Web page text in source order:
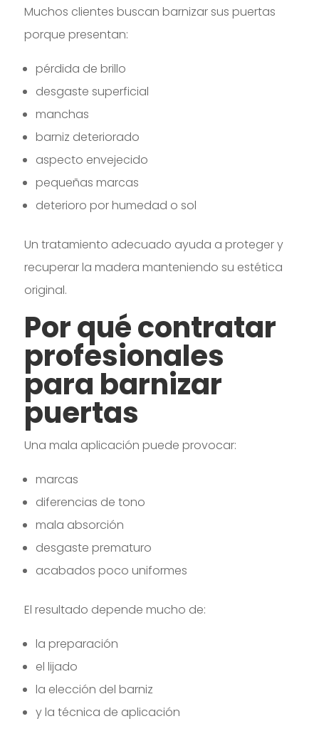
Muchos clientes buscan barnizar sus puertas
porque presentan:
pérdida de brillo
desgaste superficial
manchas
barniz deteriorado
aspecto envejecido
pequeñas marcas
deterioro por humedad o sol
Un tratamiento adecuado ayuda a proteger y
recuperar la madera manteniendo su estética
original.
Por qué contratar
profesionales
para barnizar
puertas
Una mala aplicación puede provocar:
marcas
diferencias de tono
mala absorción
desgaste prematuro
acabados poco uniformes
El resultado depende mucho de:
la preparación
el lijado
la elección del barniz
y la técnica de aplicación